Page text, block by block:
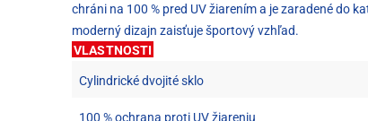
chráni na 100 % pred UV žiarením a je zaradené do
moderný dizajn zaisťuje športový vzhľad.
VLASTNOSTI
Cylindrické dvojité sklo
100 % ochrana proti UV žiareniu